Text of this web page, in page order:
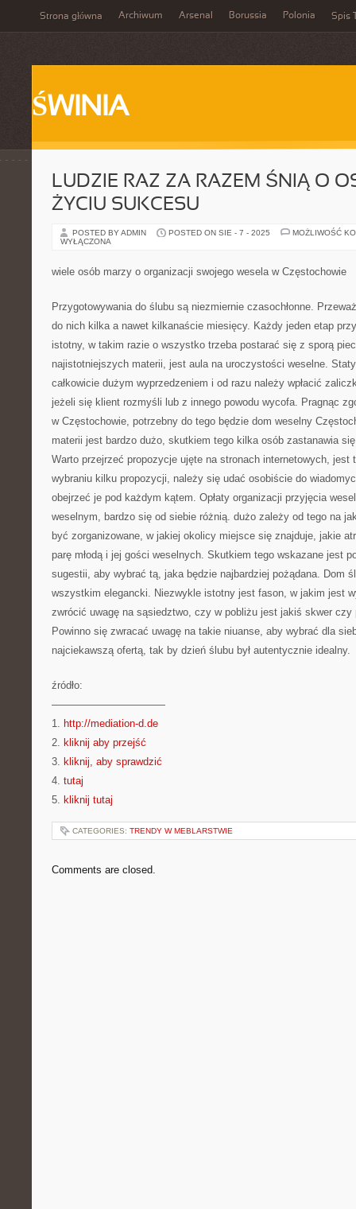
Strona główna Archiwum Arsenal Borussia Polonia Spis
ŚWINIA
LUDZIE RAZ ZA RAZEM ŚNIĄ O
ŻYCIU SUKCESU
POSTED BY ADMIN POSTED ON SIE - 7 - 2025
MOŻLIWOŚĆ
WYŁĄCZONA
wiele osób marzy o organizacji swojego wesela w Częstochowie
Przygotowywania do ślubu są niezmiernie czasochłonne.
do nich kilka a nawet kilkanaście miesięcy. Każdy jeden etap
istotny, w takim razie o wszystko trzeba postarać się z sporą
najistotniejszych materii, jest aula na uroczystości weselne.
całkowicie dużym wyprzedzeniem i od razu należy wpłacić
jeżeli się klient rozmyśli lub z innego powodu wycofa. Pragnąc
w Częstochowie, potrzebny do tego będzie dom weselny
materii jest bardzo dużo, skutkiem tego kilka osób zastanawia
Warto przejrzeć propozycje ujęte na stronach internetowych, jest
wybraniu kilku propozycji, należy się udać osobiście do
obejrzeć je pod każdym kątem. Opłaty organizacji przyjęcia
weselnym, bardzo się od siebie różnią. dużo zależy od tego na
być zorganizowane, w jakiej okolicy miejsce się znajduje, jakie
parę młodą i jej gości weselnych. Skutkiem tego wskazane jest
sugestii, aby wybrać tą, jaka będzie najbardziej pożądana. Dom
wszystkim elegancki. Niezwykle istotny jest fason, w jakim jest
zwrócić uwagę na sąsiedztwo, czy w pobliżu jest jakiś skwer czy
Powinno się zwracać uwagę na takie niuanse, aby wybrać dla
najciekawszą ofertą, tak by dzień ślubu był autentycznie idealny.
źródło:
———————————
1. http://mediation-d.de
2. kliknij aby przejść
3. kliknij, aby sprawdzić
4. tutaj
5. kliknij tutaj
CATEGORIES: TRENDY W MEBLARSTWIE
Comments are closed.